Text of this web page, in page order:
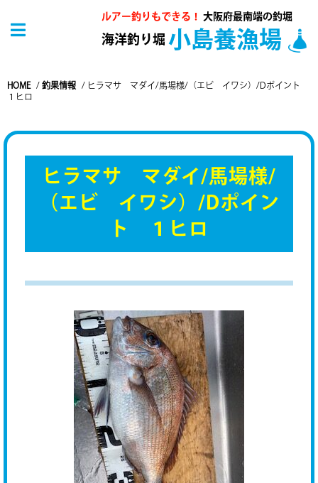
ルアー釣りもできる！ 大阪府最南端の釣堀
海洋釣り堀 小島養漁場
HOME / 釣果情報 / ヒラマサ マダイ/馬場様/（エビ イワシ）/Dポイント
１ヒロ
ヒラマサ マダイ/馬場様/
（エビ イワシ）/Dポイン
ト １ヒロ